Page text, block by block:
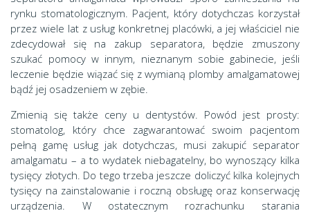
rynku stomatologicznym. Pacjent, który dotychczas korzystał
przez wiele lat z usług konkretnej placówki, a jej właściciel nie
zdecydował się na zakup separatora, będzie zmuszony
szukać pomocy w innym, nieznanym sobie gabinecie, jeśli
leczenie będzie wiązać się z wymianą plomby amalgamatowej
bądź jej osadzeniem w zębie.
Zmienią się także ceny u dentystów. Powód jest prosty:
stomatolog, który chce zagwarantować swoim pacjentom
pełną gamę usług jak dotychczas, musi zakupić separator
amalgamatu – a to wydatek niebagatelny, bo wynoszący kilka
tysięcy złotych. Do tego trzeba jeszcze doliczyć kilka kolejnych
tysięcy na zainstalowanie i roczną obsługę oraz konserwację
urządzenia. W ostatecznym rozrachunku starania